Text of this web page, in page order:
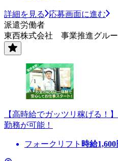
詳細を見る
応募画面に進む
派遣労働者
東西株式会社 事業推進グルー
【高時給でガッツリ稼げる！
勤務が可能！
フォークリフト 時給1,600